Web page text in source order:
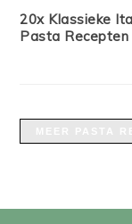
20x Klassieke
Pasta Recepten